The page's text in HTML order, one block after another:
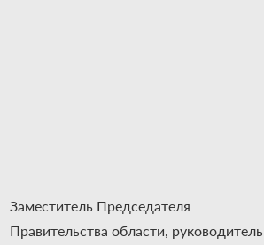
Заместитель Председателя
Правительства области, руководитель